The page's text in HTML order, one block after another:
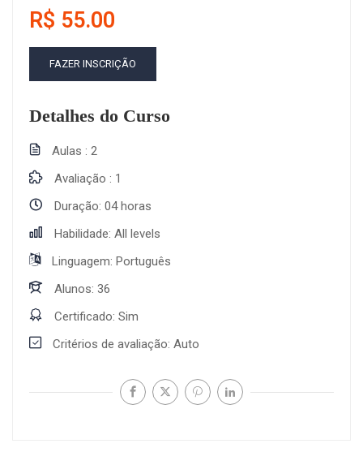
R$ 55.00
FAZER INSCRIÇÃO
Detalhes do Curso
Aulas
2
Avaliação
1
Duração 04 horas
Habilidade All levels
Linguagem Português
Alunos 36
Certificado Sim
Critérios de avaliação Auto